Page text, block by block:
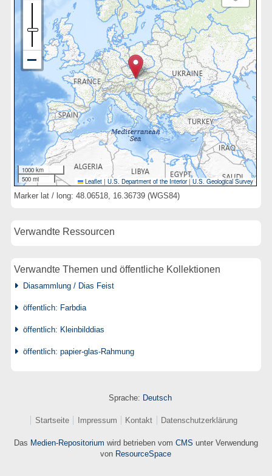
1000 km
500 mi
Leaflet | U.S. Department of the Interior|U.S. Geological Survey
Marker lat / long: 48.06518, 16.36739 (WGS84)
Verwandte Ressourcen
Verwandte Themen und öffentliche Kollektionen
Diasammlung / Dias Feist
öffentlich: Farbdia
öffentlich: Kleinbilddias
öffentlich: papier-glas-Rahmung
Sprache: Deutsch
Startseite Impressum Kontakt Datenschutzerklärung
Das Medien-Repositorium wird betrieben vom CMS unter Verwendung
von ResourceSpace